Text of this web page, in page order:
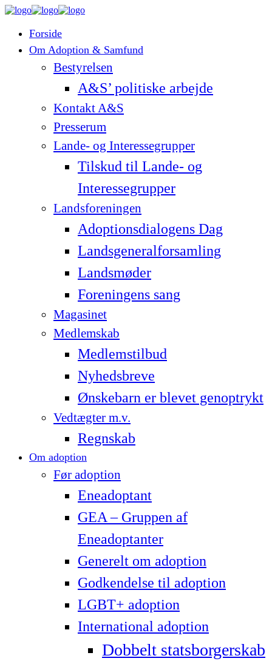
Forside
Om Adoption & Samfund
Bestyrelsen
A&S’ politiske arbejde
Kontakt A&S
Presserum
Lande- og Interessegrupper
Tilskud til Lande- og
Interessegrupper
Landsforeningen
Adoptionsdialogens Dag
Landsgeneralforsamling
Landsmøder
Foreningens sang
Magasinet
Medlemskab
Medlemstilbud
Nyhedsbreve
Ønskebarn er blevet genoptrykt
Vedtægter m.v.
Regnskab
Om adoption
Før adoption
Eneadoptant
GEA – Gruppen af
Eneadoptanter
Generelt om adoption
Godkendelse til adoption
LG­BT+ adoption
International adoption
Dobbelt statsborgerskab